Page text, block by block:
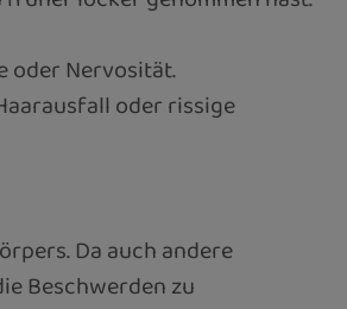
oder Nervosität.
oder rissige
Da auch andere
Beschwerden zu